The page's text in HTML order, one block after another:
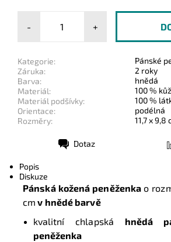
- +
Kategorie:
Pánské
Záruka:
2 roky
Barva:
hnědá
Materiál:
100 %
Materiál podšívky:
100 %
Orientace:
podélná
Rozměry:
11,7 x 9,8
Dotaz
Popis
Diskuze
Pánská kožená peněženkao
cm v hnědé barvě
kvalitní chlapská hnědá
peněženka